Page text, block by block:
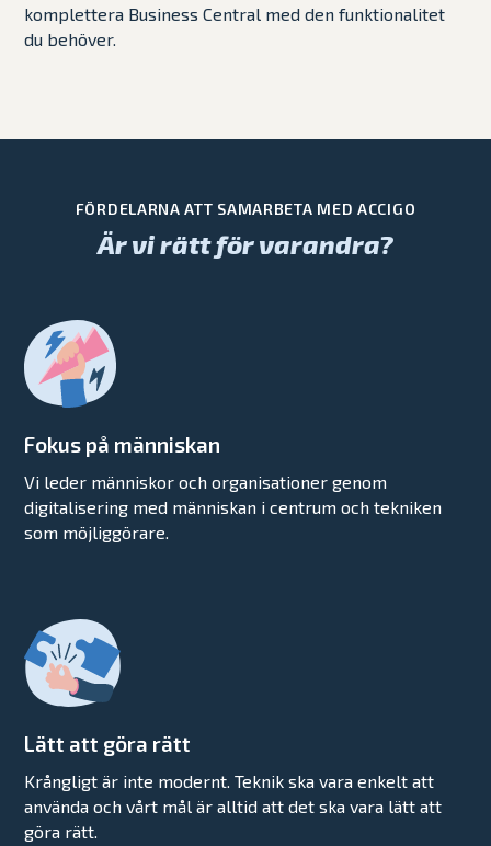
komplettera Business Central med den funktionalitet
du behöver.
FÖRDELARNA ATT SAMARBETA MED ACCIGO
Är vi rätt för varandra?
Fokus på människan
Vi leder människor och organisationer genom
digitalisering med människan i centrum och tekniken
som möjliggörare.
Lätt att göra rätt
Krångligt är inte modernt. Teknik ska vara enkelt att
använda och vårt mål är alltid att det ska vara lätt att
göra rätt.